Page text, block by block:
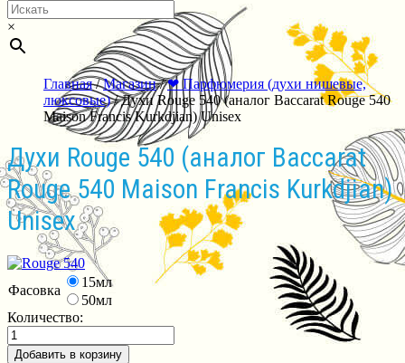
×
Главная/Магазин/❤ Парфюмерия (духи нишевые,
люксовые)/ Духи Rouge 540 (аналог Baccarat Rouge 540
Maison Francis Kurkdjian) Unisex
Духи Rouge 540 (аналог Baccarat
Rouge 540 Maison Francis Kurkdjian)
Unisex
Фасовка
15мл
50мл
Количество:
Добавить в корзину